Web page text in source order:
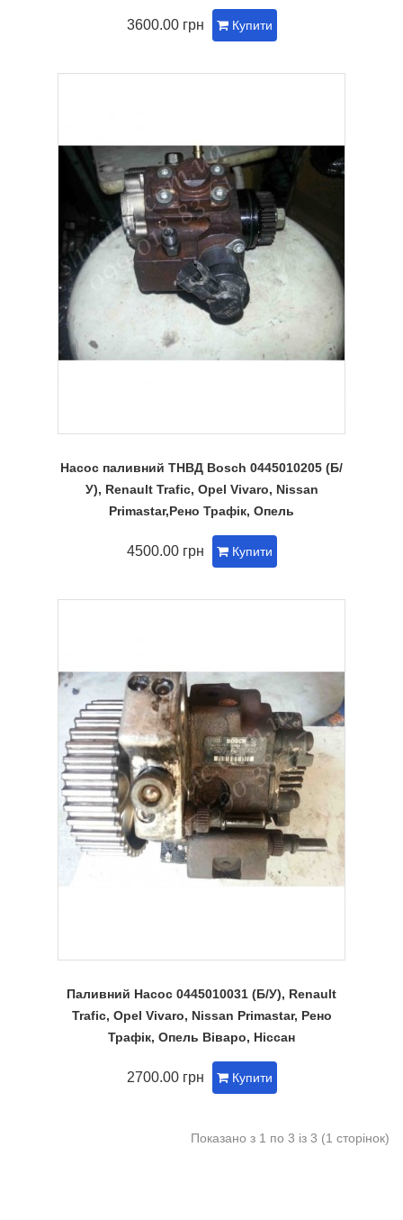
3600.00 грн Купити
Насос паливний ТНВД Bosch 0445010205 (Б/
У), Renault Trafic, Opel Vivaro, Nissan
Primastar,Рено Трафік, Опель
4500.00 грн Купити
Паливний Насос 0445010031 (Б/У), Renault
Trafic, Opel Vivaro, Nissan Primastar, Рено
Трафік, Опель Віваро, Ніссан
2700.00 грн Купити
Показано з 1 по 3 із 3 (1 сторінок)